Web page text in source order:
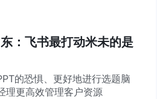
东：飞书最打动米未的是
PPT的恐惧、更好地进行选题脑
理更高效管理客户资源